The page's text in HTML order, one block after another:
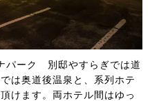
パーク 別邸やすらぎでは道
は奥道後温泉と、系列ホテ
けます。両ホテル間はゆっ